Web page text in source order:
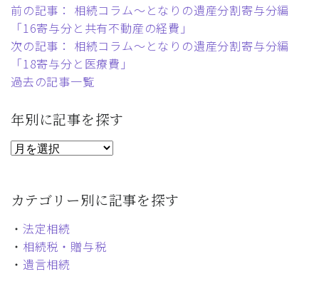
前の記事： 相続コラム～となりの遺産分割寄与分編
「16寄与分と共有不動産の経費」
次の記事： 相続コラム～となりの遺産分割寄与分編
「18寄与分と医療費」
過去の記事一覧
年別に記事を探す
カテゴリー別に記事を探す
・ 法定相続
・ 相続税・贈与税
・ 遺言相続